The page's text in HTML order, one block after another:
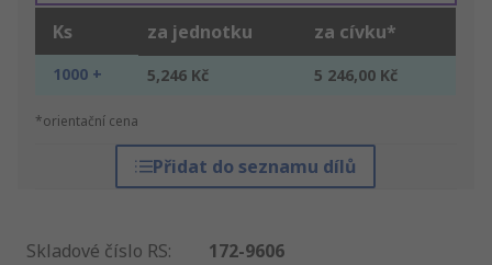
Ks za jednotku za cívku*
1000 + 5,246 Kč 5 246,00 Kč
*orientační cena
Přidat do seznamu dílů
Skladové číslo RS:
172-9606